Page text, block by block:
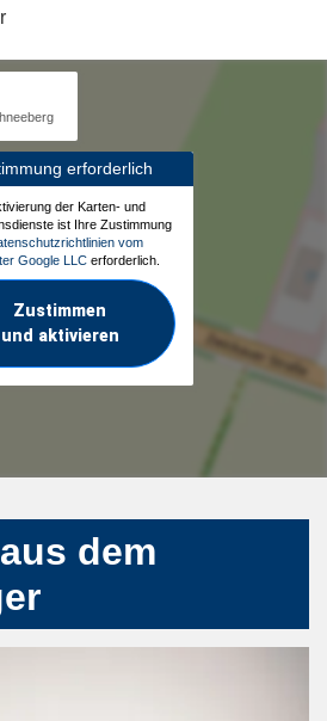
erforderlich
der Karten- und
ist Ihre Zustimmung
vom
Google LLC erforderlich.
Zustimmen
und aktivieren
dem